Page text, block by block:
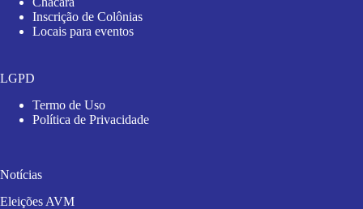
Inscrição de Colônias
Locais para eventos
LGPD
Termo de Uso
Política de Privacidade
Notícias
Eleições AVM